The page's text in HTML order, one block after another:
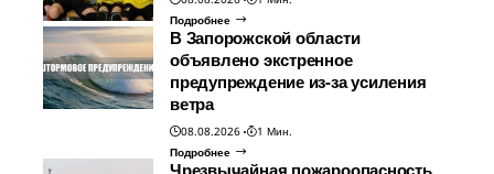
Подробнее
В Запорожской области
объявлено экстренное
предупреждение из-за усиления
ветра
08.08.2026
1 Мин.
Подробнее